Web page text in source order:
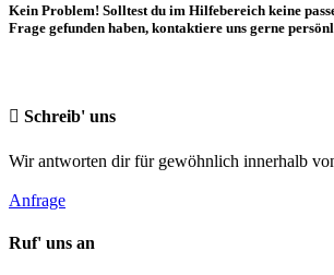
Kein Problem! Solltest du im Hilfebereich keine
Frage gefunden haben, kontaktiere uns gerne
Schreib' uns
Wir antworten dir für gewöhnlich innerhalb
Anfrage
Ruf' uns an